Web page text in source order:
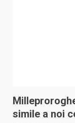
simile a noi